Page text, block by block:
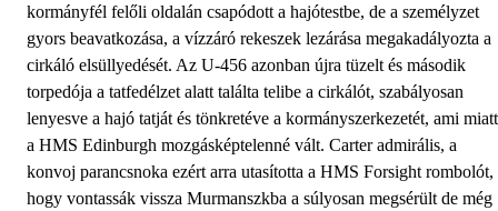
kormányfél felőli oldalán csapódott a hajótestbe, de a személyzet
gyors beavatkozása, a vízzáró rekeszek lezárása megakadályozta a
cirkáló elsüllyedését. Az U-456 azonban újra tüzelt és második
torpedója a tatfedélzet alatt találta telibe a cirkálót, szabályosan
lenyesve a hajó tatját és tönkretéve a kormányszerkezetét, ami miatt
a HMS Edinburgh mozgásképtelenné vált. Carter admirális, a
konvoj parancsnoka ezért arra utasította a HMS Forsight rombolót,
hogy vontassák vissza Murmanszkba a súlyosan megsérült de még